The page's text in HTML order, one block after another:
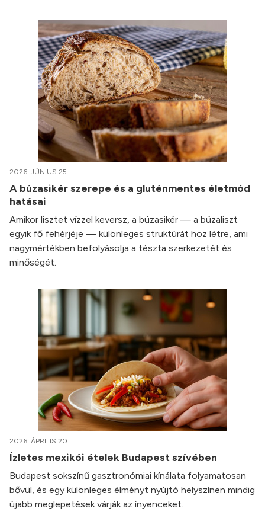
2026. JÚNIUS 25.
A búzasikér szerepe és a gluténmentes életmód
hatásai
Amikor lisztet vízzel keversz, a búzasikér — a búzaliszt
egyik fő fehérjéje — különleges struktúrát hoz létre, ami
nagymértékben befolyásolja a tészta szerkezetét és
minőségét.
2026. ÁPRILIS 20.
Ízletes mexikói ételek Budapest szívében
Budapest sokszínű gasztronómiai kínálata folyamatosan
bővül, és egy különleges élményt nyújtó helyszínen mindig
újabb meglepetések várják az ínyenceket.